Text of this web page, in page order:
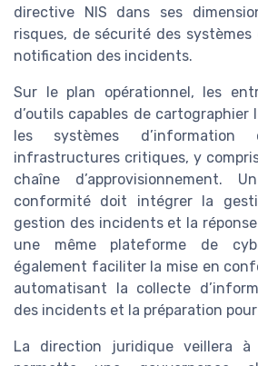
directive NIS dans ses
risques, de sécurité des
notification des incidents.
Sur le plan opérationnel, les
d’outils capables de cartographier
les systèmes
infrastructures critiques, y
chaîne d’approvisionnement.
conformité doit intégrer la
gestion des incidents et la
une même plateforme de
également faciliter la mise en
automatisant la collecte
des incidents et la préparation
La direction juridique veillera